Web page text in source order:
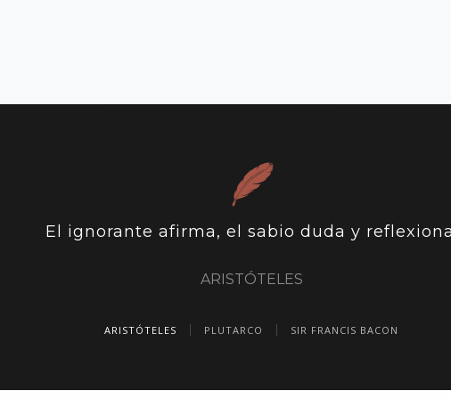
El ignorante afirma, el sabio duda y
ARISTÓTELES
ARISTÓTELES PLUTARCO SIR FRANCIS BACON